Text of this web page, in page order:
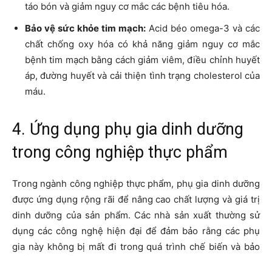
táo bón và giảm nguy cơ mắc các bệnh tiêu hóa.
Bảo vệ sức khỏe tim mạch: Acid béo omega-3 và các
chất chống oxy hóa có khả năng giảm nguy cơ mắc
bệnh tim mạch bằng cách giảm viêm, điều chỉnh huyết
áp, đường huyết và cải thiện tình trạng cholesterol của
máu.
4. Ứng dụng phụ gia dinh dưỡng
trong công nghiệp thực phẩm
Trong ngành công nghiệp thực phẩm, phụ gia dinh dưỡng
được ứng dụng rộng rãi để nâng cao chất lượng và giá trị
dinh dưỡng của sản phẩm. Các nhà sản xuất thường sử
dụng các công nghệ hiện đại để đảm bảo rằng các phụ
gia này không bị mất đi trong quá trình chế biến và bảo